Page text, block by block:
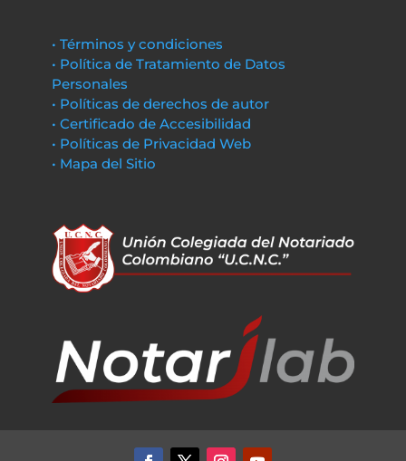
• Términos y condiciones
• Política de Tratamiento de Datos
Personales
• Políticas de derechos de autor
• Certificado de Accesibilidad
• Políticas de Privacidad Web
• Mapa del Sitio